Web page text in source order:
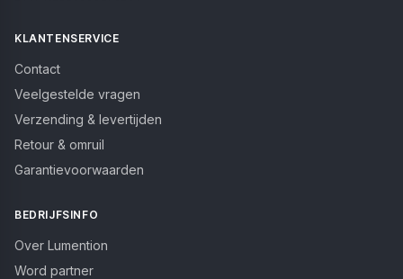
KLANTENSERVICE
Contact
Veelgestelde vragen
Verzending & levertijden
Retour & omruil
Garantievoorwaarden
BEDRIJFSINFO
Over Lumention
Word partner